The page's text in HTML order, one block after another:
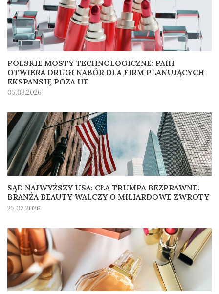
POLSKIE MOSTY TECHNOLOGICZNE: PAIH
OTWIERA DRUGI NABÓR DLA FIRM PLANUJĄCYCH
EKSPANSJĘ POZA UE
05.03.2026
SĄD NAJWYŻSZY USA: CŁA TRUMPA BEZPRAWNE.
BRANŻA BEAUTY WALCZY O MILIARDOWE ZWROTY
25.02.2026